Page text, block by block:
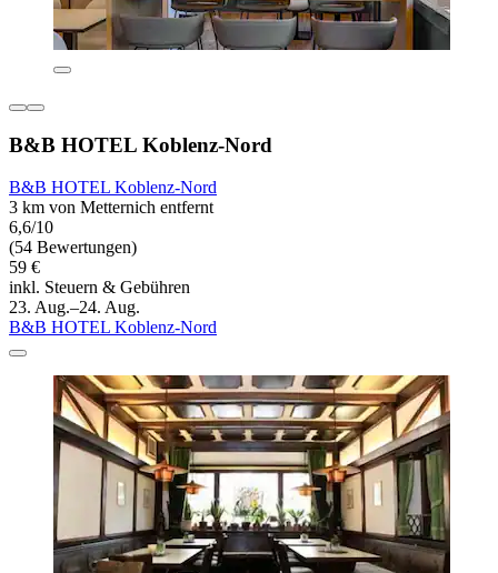
B&B HOTEL Koblenz-Nord
B&B HOTEL Koblenz-Nord
3 km von Metternich entfernt
6,6/10
(54 Bewertungen)
59 €
inkl. Steuern & Gebühren
23. Aug.–24. Aug.
B&B HOTEL Koblenz-Nord